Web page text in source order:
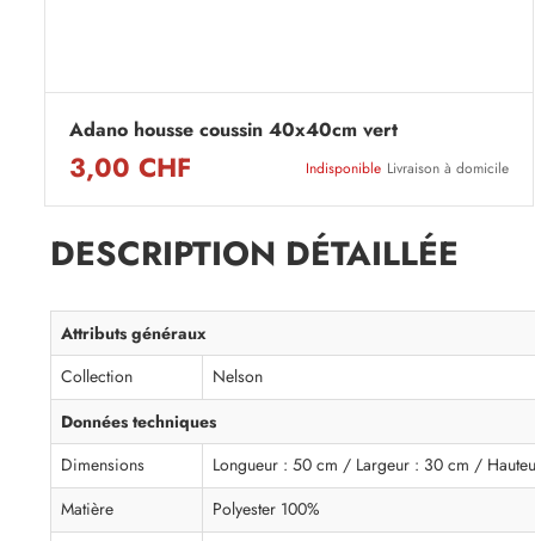
Adano housse coussin 40x40cm vert
3,00 CHF Indisponible Livraison à domicile
DESCRIPTION DÉTAILLÉE
Attributs généraux
Collection Nelson
Données techniques
Dimensions
Longueur : 50 cm / Largeur : 30 cm /
Matière
Polyester 100%